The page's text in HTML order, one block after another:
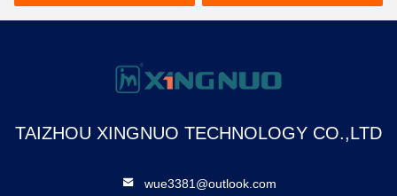
TAIZHOU XINGNUO TECHNOLOGY CO.,LTD
wue3381@outlook.com